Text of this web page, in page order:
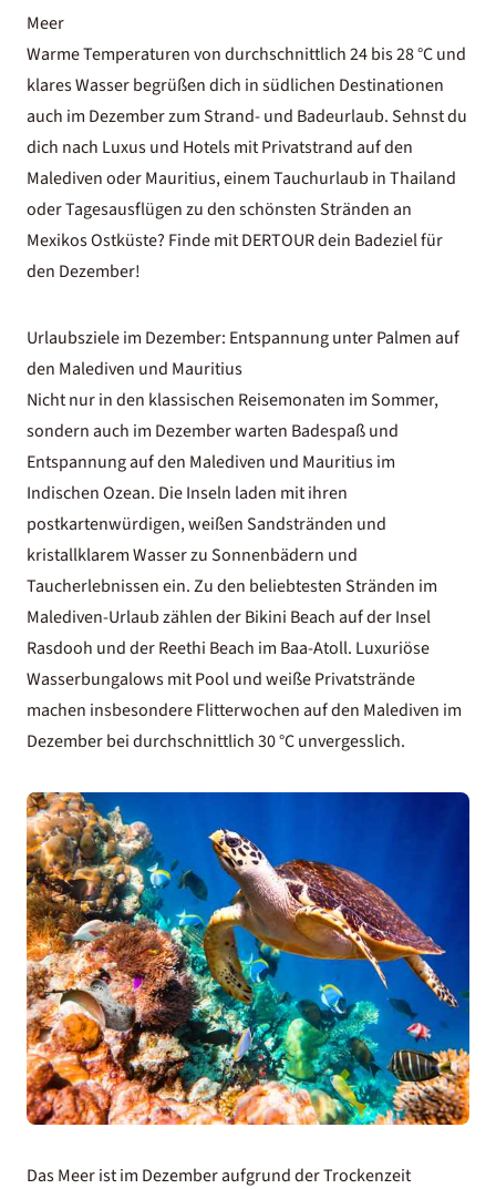
Meer
Warme Temperaturen von durchschnittlich 24 bis 28 °C und
klares Wasser begrüßen dich in südlichen Destinationen
auch im Dezember zumStrand- und Badeurlaub. Sehnst du
dich nach Luxus und Hotels mit Privatstrandauf den
Malediven oder Mauritius, einem Tauchurlaub in Thailand
oder Tagesausflügen zu den schönsten Stränden an
Mexikos Ostküste? Finde mit DERTOUR dein Badeziel für
den Dezember!
Urlaubsziele im Dezember: Entspannung unter Palmen auf
den Malediven und Mauritius
Nicht nur in den klassischen Reisemonaten im Sommer,
sondern auch im Dezember warten Badespaß und
Entspannung auf den Malediven und Mauritius im
Indischen Ozean. Die Inseln laden mit ihren
postkartenwürdigen, weißen Sandstränden und
kristallklarem Wasser zu Sonnenbädern und
Taucherlebnissen ein. Zu den beliebtesten Stränden im
Malediven-Urlaubzählen der Bikini Beach auf der Insel
Rasdooh und der Reethi Beach im Baa-Atoll. Luxuriöse
Wasserbungalows mit Poolund weiße Privatstrände
machen insbesondereFlitterwochen auf den Malediven im
Dezember bei durchschnittlich 30 °C unvergesslich.
Das Meer ist im Dezember aufgrund der Trockenzeit